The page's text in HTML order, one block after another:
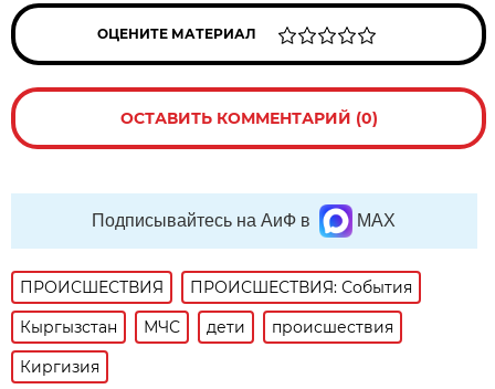
ОЦЕНИТЕ МАТЕРИАЛ
ОСТАВИТЬ КОММЕНТАРИЙ (0)
Подписывайтесь на АиФ в MAX
ПРОИСШЕСТВИЯ
ПРОИСШЕСТВИЯ: События
Кыргызстан
МЧС дети
происшествия
Киргизия